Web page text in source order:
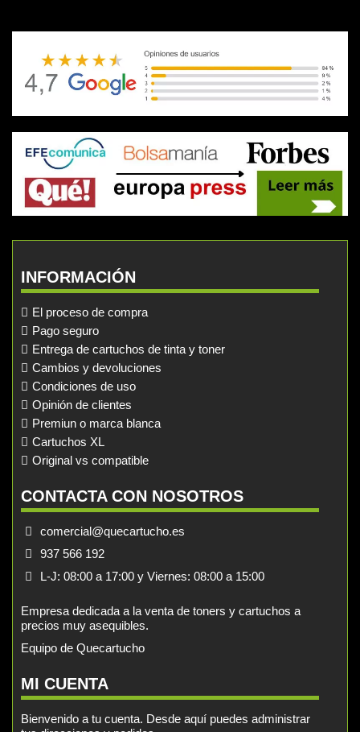
INFORMACIÓN
El proceso de compra
Pago seguro
Entrega de cartuchos de tinta y toner
Cambios y devoluciones
Condiciones de uso
Opinión de clientes
Premiun o marca blanca
Cartuchos XL
Original vs compatible
CONTACTA CON NOSOTROS
comercial@quecartucho.es
937 566 192
L-J: 08:00 a 17:00 y Viernes: 08:00 a 15:00
Empresa dedicada a la venta de toners y cartuchos a
precios muy asequibles.
Equipo de Quecartucho
MI CUENTA
Bienvenido a tu cuenta. Desde aquí puedes administrar